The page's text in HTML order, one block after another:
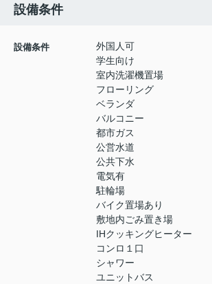
設備条件
設備条件
外国人可
学生向け
室内洗濯機置場
フローリング
ベランダ
バルコニー
都市ガス
公営水道
公共下水
電気有
駐輪場
バイク置場あり
敷地内ごみ置き場
IHクッキングヒーター
コンロ１口
シャワー
ユニットバス